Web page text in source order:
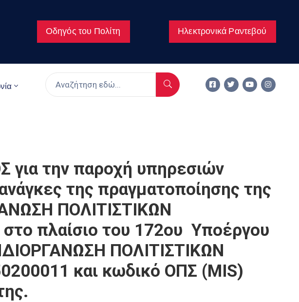
Οδηγός του Πολίτη Ηλεκτρονικά Ραντεβού
την παροχή υπηρεσιών
της πραγματοποίησης της
ΠΟΛΙΤΙΣΤΙΚΩΝ
πλαίσιο του 172ου Υποέργου
ΠΟΛΙΤΙΣΤΙΚΩΝ
και κωδικό ΟΠΣ (MIS)